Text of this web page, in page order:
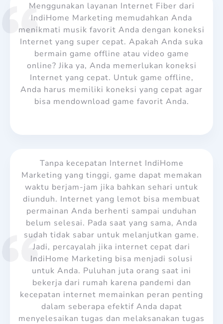
Menggunakan layanan Internet Fiber dari
IndiHome Marketing memudahkan Anda
menikmati musik favorit Anda dengan koneksi
Internet yang super cepat. Apakah Anda suka
bermain game offline atau video game
online? Jika ya, Anda memerlukan koneksi
Internet yang cepat. Untuk game offline,
Anda harus memiliki koneksi yang cepat agar
bisa mendownload game favorit Anda.
Tanpa kecepatan Internet IndiHome
Marketing yang tinggi, game dapat memakan
waktu berjam-jam jika bahkan sehari untuk
diunduh. Internet yang lemot bisa membuat
permainan Anda berhenti sampai unduhan
belum selesai. Pada saat yang sama, Anda
sudah tidak sabar untuk melanjutkan game.
Jadi, percayalah jika internet cepat dari
IndiHome Marketing bisa menjadi solusi
untuk Anda. Puluhan juta orang saat ini
bekerja dari rumah karena pandemi dan
kecepatan internet memainkan peran penting
dalam seberapa efektif Anda dapat
menyelesaikan tugas dan melaksanakan tugas